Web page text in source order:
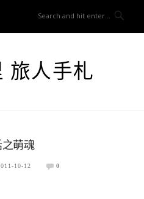
旅人手札
萌魂
10-12 0